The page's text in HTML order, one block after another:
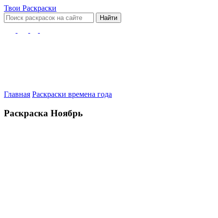
Твои Раскраски
Найти
Главная Раскраски времена года
Раскраска Ноябрь